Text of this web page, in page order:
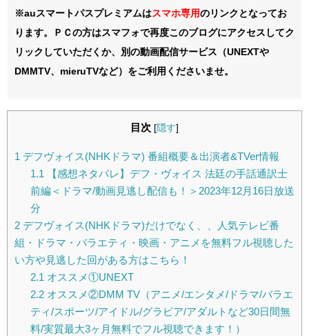
※auスマートパスプレミアムはスマホ専用のリンクとなってお
ります。ＰＣの方はスマフォで再度このブログにアクセスしてク
リックしていただくか、別の動画配信サービス（UNEXTや
DMMTV、mieruTVなど）をご利用くださいませ。
目次 [隠す]
1 デフヴォイス(NHKドラマ) 番組概要＆出演者&TVer情報
1.1【感想ネタバレ】デフ・ヴォイス 法廷の手話通訳士
前編＜ドラマ/動画見逃し配信も！＞2023年12月16日放送
分
2 デフヴォイス(NHKドラマ)だけでなく、、人気テレビ番
組・ドラマ・バラエティ・映画・アニメを無料フル視聴した
い方や見逃した回がある方はこちら！
2.1オススメ①UNEXT
2.2オススメ②DMM TV（アニメ/エンタメ/ドラマ/バラエ
ティ/スポーツ/アイドル/グラビア/アダルトなど30日間無
料/実質最大3ヶ月無料でフル視聴できます！）